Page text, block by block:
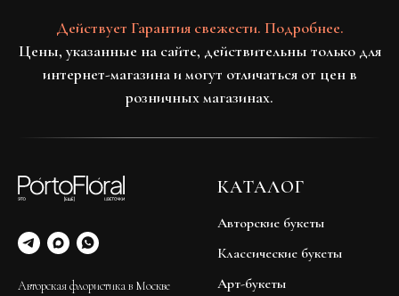
Действует Гарантия свежести. Подробнее.
Цены, указанные на сайте, действительны только для
интернет-магазина и могут отличаться от цен в
розничных магазинах.
Авторская флористика в Москве
КАТАЛОГ
Авторские букеты
Классические букеты
Арт-букеты